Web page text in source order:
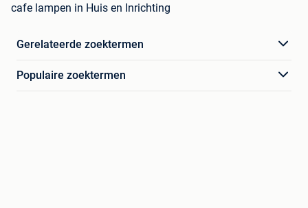
cafe lampen in Huis en Inrichting
Gerelateerde zoektermen
Populaire zoektermen